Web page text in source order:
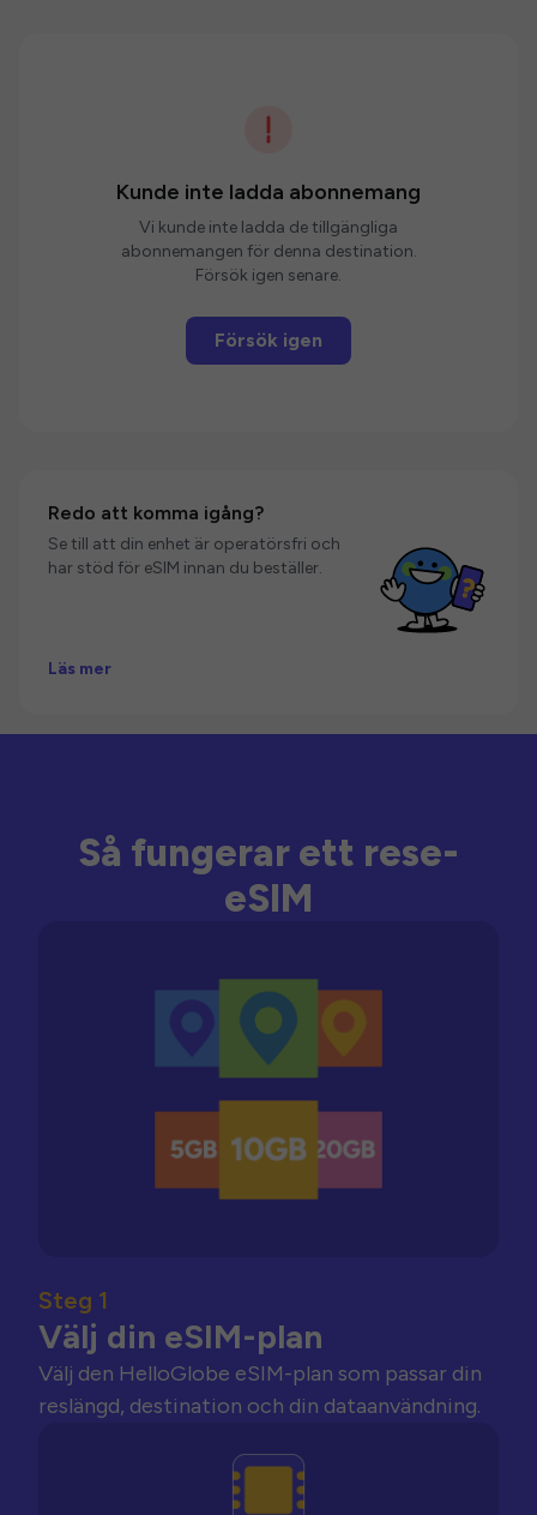
Kunde inte ladda abonnemang
Vi kunde inte ladda de tillgängliga
abonnemangen för denna destination.
Försök igen senare.
Försök igen
Redo att komma igång?
Se till att din enhet är operatörsfri och
har stöd för eSIM innan du beställer.
Läs mer
Så fungerar ett rese-
eSIM
Steg 1
Välj din eSIM-plan
Välj den HelloGlobe eSIM-plan som passar din
reslängd, destination och din dataanvändning.